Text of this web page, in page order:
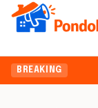
BREAKING